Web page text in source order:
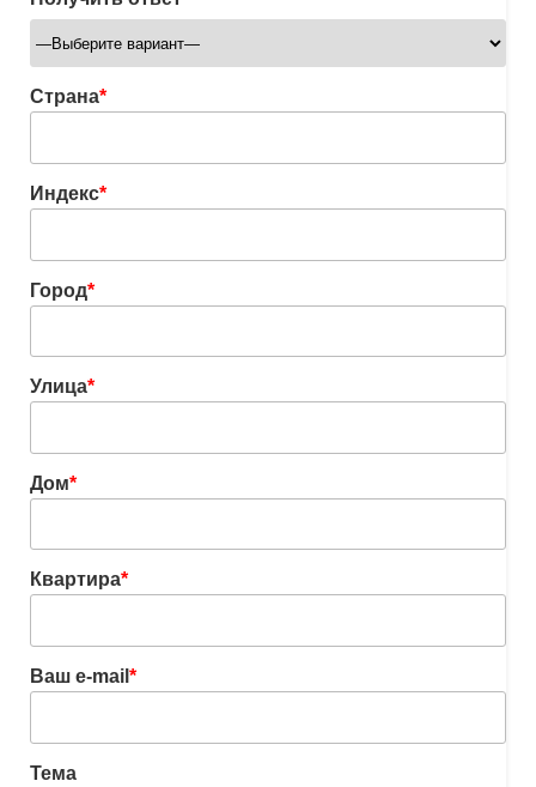
Страна*
Индекс*
Город*
Улица*
Дом*
Квартира*
Ваш e-mail *
Тема